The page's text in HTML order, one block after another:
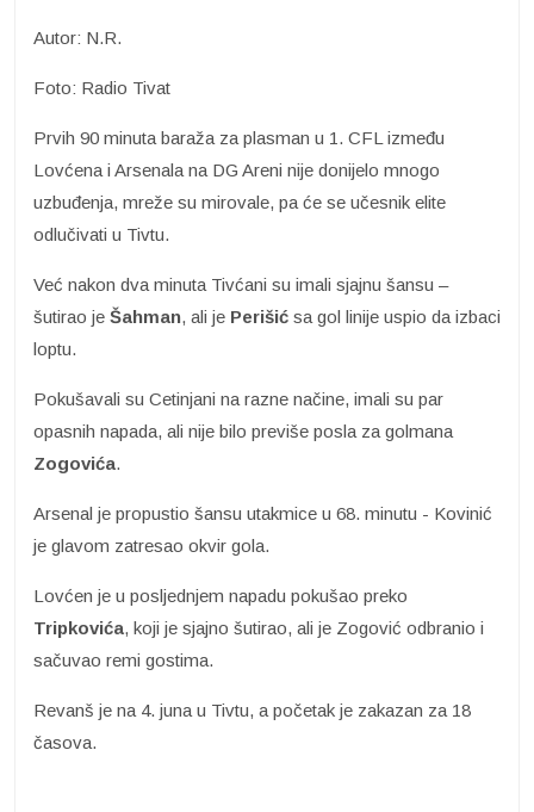
Autor: N.R.
Foto: Radio Tivat
Prvih 90 minuta baraža za plasman u 1. CFL između
Lovćena i Arsenala na DG Areni nije donijelo mnogo
uzbuđenja, mreže su mirovale, pa će se učesnik elite
odlučivati u Tivtu.
Već nakon dva minuta Tivćani su imali sjajnu šansu –
šutirao je Šahman, ali je Perišić sa gol linije uspio da izbaci
loptu.
Pokušavali su Cetinjani na razne načine, imali su par
opasnih napada, ali nije bilo previše posla za golmana
Zogovića.
Arsenal je propustio šansu utakmice u 68. minutu - Kovinić
je glavom zatresao okvir gola.
Lovćen je u posljednjem napadu pokušao preko
Tripkovića, koji je sjajno šutirao, ali je Zogović odbranio i
sačuvao remi gostima.
Revanš je na 4. juna u Tivtu, a početak je zakazan za 18
časova.